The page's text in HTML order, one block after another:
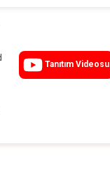
Tanıtım Videosu